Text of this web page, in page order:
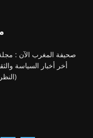
صحيفة المغرب الآن :
أخر أخبار السياسة